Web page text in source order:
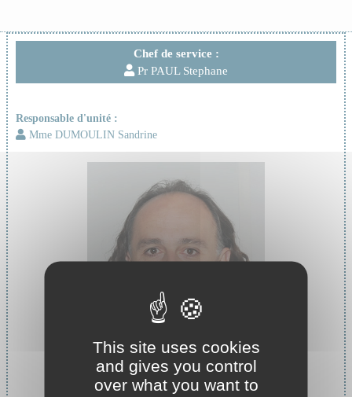
Chef de service :
Pr PAUL Stephane
Responsable d'unité :
Mme DUMOULIN Sandrine
This site uses cookies
and gives you control
over what you want to